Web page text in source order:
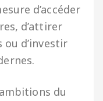
d’accéder
d’attirer
d’investir
du